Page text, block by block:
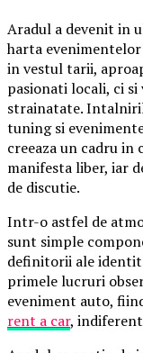
Aradul a devenit in
harta
in vestul tarii,
pasionati locali, ci
strainatate.
tuning si
creeaza un cadru in
manifesta liber, iar
de discutie.
Intr-o astfel de
sunt simple
definitorii ale
primele lucruri
eveniment auto,
rent a car,